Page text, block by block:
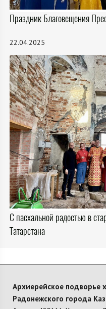
Праздник Благовещения
22.04.2025
С пасхальной радостью в
Татарстана
Архиерейское подворье
Радонежского города